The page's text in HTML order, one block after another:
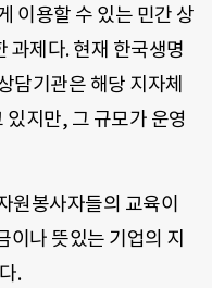
이용할 수 있는 민간 상
과제다. 현재 한국생명
담기관은 해당 지자체
지만, 그 규모가 운영
원봉사자들의 교육이
이나 뜻있는 기업의 지
.